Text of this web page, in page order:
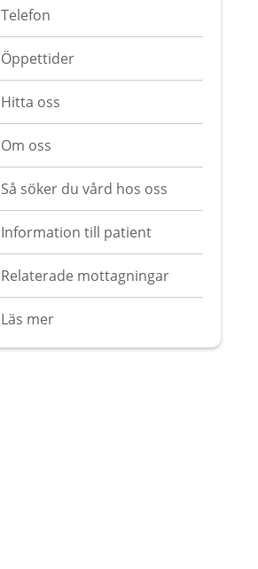
Telefon
Öppettider
Hitta oss
Om oss
Så söker du vård hos oss
Information till patient
Relaterade mottagningar
Läs mer